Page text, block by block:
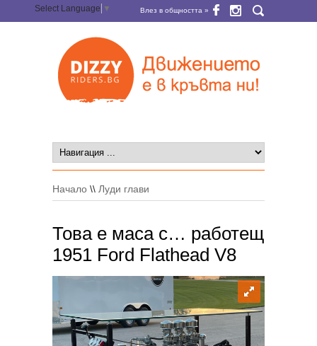
Select Language ▼ Влез в общността »
Начало \\ Луди глави
Това е маса с… работещ
1951 Ford Flathead V8